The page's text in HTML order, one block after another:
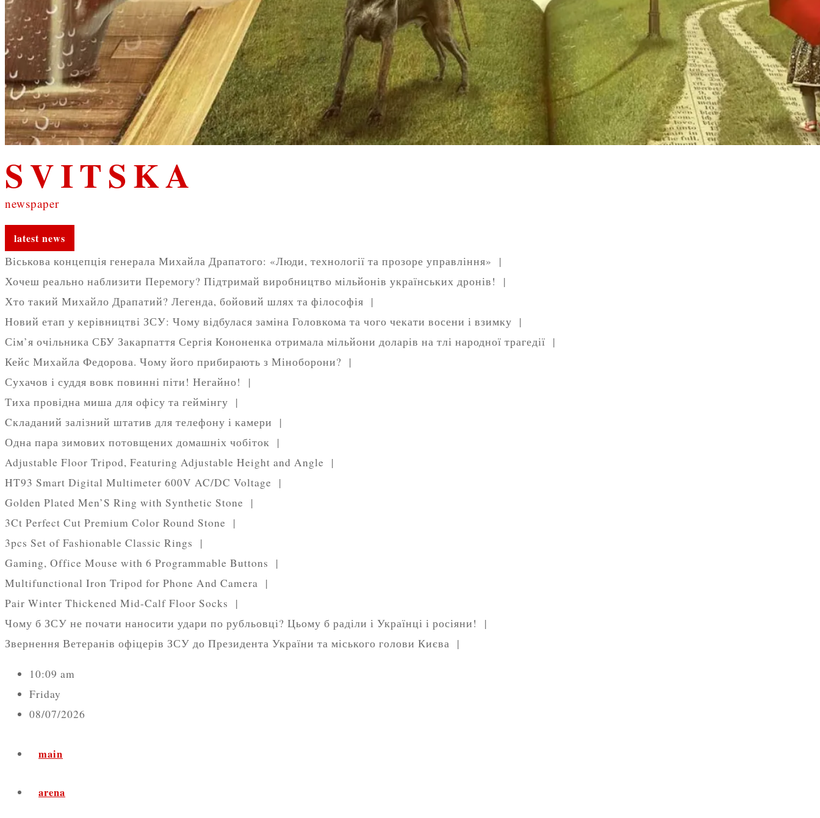
SVITSKA
newspaper
latest news
Віськова концепція генерала Михайла Драпатого: «Люди, технології та прозоре управління» |
Хочеш реально наблизити Перемогу? Підтримай виробництво мільйонів українських дронів! |
Хто такий Михайло Драпатий? Легенда, бойовий шлях та філософія |
Новий етап у керівництві ЗСУ: Чому відбулася заміна Головкома та чого чекати восени і взимку |
Сім’я очільника СБУ Закарпаття Сергія Кононенка отримала мільйони доларів на тлі народної трагедії |
Кейс Михайла Федорова. Чому його прибирають з Міноборони? |
Сухачов і суддя вовк повинні піти! Негайно! |
Тиха провідна миша для офісу та геймінгу |
Cкладаний залізний штатив для телефону і камери |
Одна пара зимових потовщених домашніх чобіток |
Adjustable Floor Tripod, Featuring Adjustable Height and Angle |
HT93 Smart Digital Multimeter 600V AC/DC Voltage |
Golden Plated Men’S Ring with Synthetic Stone |
3Ct Perfect Cut Premium Color Round Stone |
3pcs Set of Fashionable Classic Rings |
Gaming, Office Mouse with 6 Programmable Buttons |
Multifunctional Iron Tripod for Phone And Camera |
Pair Winter Thickened Mid-Calf Floor Socks |
Чому б ЗСУ не почати наносити удари по рубльовці? Цьому б раділи і Українці і росіяни! |
Звернення Ветеранів офіцерів ЗСУ до Президента України та міського голови Києва |
10:09 am
Friday
08/07/2026
main
arena